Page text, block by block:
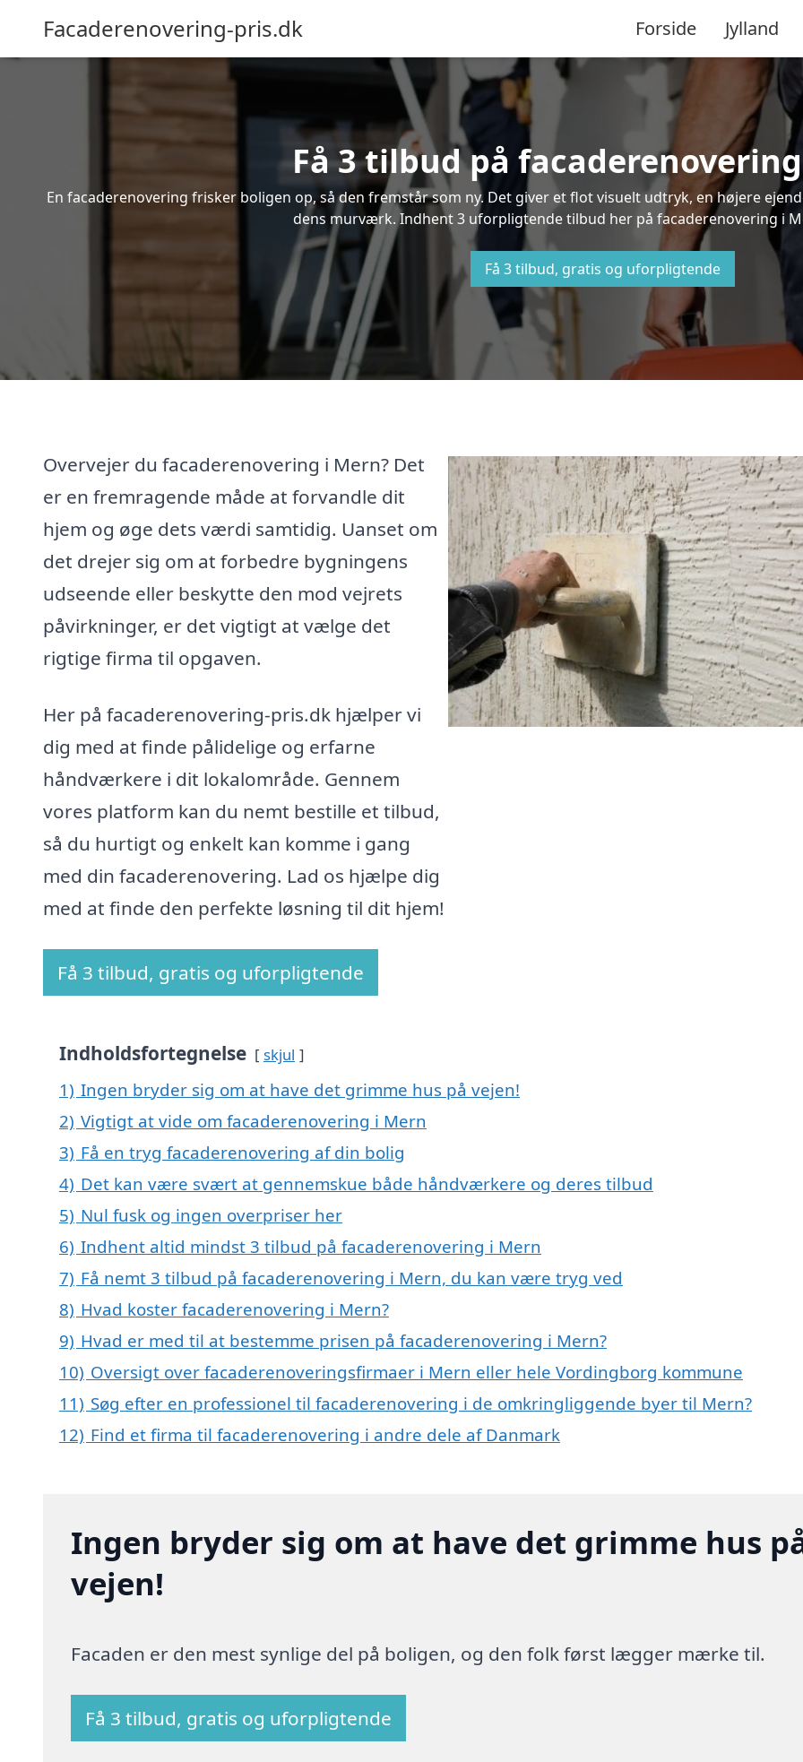
Facaderenovering-pris.dk Forside Jylland
Få 3 tilbud på
En facaderenovering frisker boligen op, så den fremstår som ny. Det giver et flot visuelt udtryk, en højere
dens murværk. Indhent 3 uforpligtende tilbud her på facaderenovering i
Få 3 tilbud, gratis og uforpligtende
Overvejer du facaderenovering i Mern? Det
er en fremragende måde at forvandle dit
hjem og øge dets værdi samtidig. Uanset om
det drejer sig om at forbedre bygningens
udseende eller beskytte den mod vejrets
påvirkninger, er det vigtigt at vælge det
rigtige firma til opgaven.
Her på facaderenovering-pris.dk hjælper vi
dig med at finde pålidelige og erfarne
håndværkere i dit lokalområde. Gennem
vores platform kan du nemt bestille et tilbud,
så du hurtigt og enkelt kan komme i gang
med din facaderenovering. Lad os hjælpe dig
med at finde den perfekte løsning til dit hjem!
Få 3 tilbud, gratis og uforpligtende
Indholdsfortegnelse skjul
1) Ingen bryder sig om at have det grimme hus på vejen!
2) Vigtigt at vide om facaderenovering i Mern
3) Få en tryg facaderenovering af din bolig
4) Det kan være svært at gennemskue både håndværkere og deres tilbud
5) Nul fusk og ingen overpriser her
6) Indhent altid mindst 3 tilbud på facaderenovering i Mern
7) Få nemt 3 tilbud på facaderenovering i Mern, du kan være tryg ved
8) Hvad koster facaderenovering i Mern?
9) Hvad er med til at bestemme prisen på facaderenovering i Mern?
10) Oversigt over facaderenoveringsfirmaer i Mern eller hele Vordingborg kommune
11) Søg efter en professionel til facaderenovering i de omkringliggende byer til Mern?
12) Find et firma til facaderenovering i andre dele af Danmark
Ingen bryder sig om at have det grimme hus
vejen!
Facaden er den mest synlige del på boligen, og den folk først lægger mærke til.
Få 3 tilbud, gratis og uforpligtende